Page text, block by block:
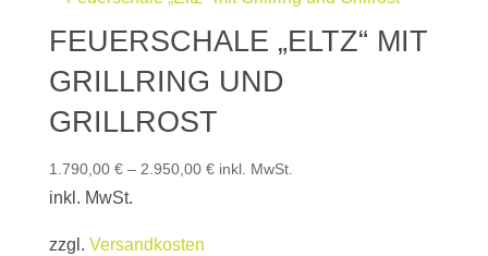
FEUERSCHALE „ELTZ“ MIT
GRILLRING UND
GRILLROST
1.790,00 €– 2.950,00 € inkl. MwSt.
inkl. MwSt.
zzgl. Versandkosten